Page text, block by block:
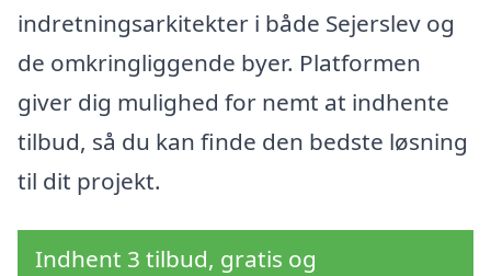
indretningsarkitekter i både Sejerslev og
de omkringliggende byer. Platformen
giver dig mulighed for nemt at indhente
tilbud, så du kan finde den bedste løsning
til dit projekt.
Indhent 3 tilbud, gratis og